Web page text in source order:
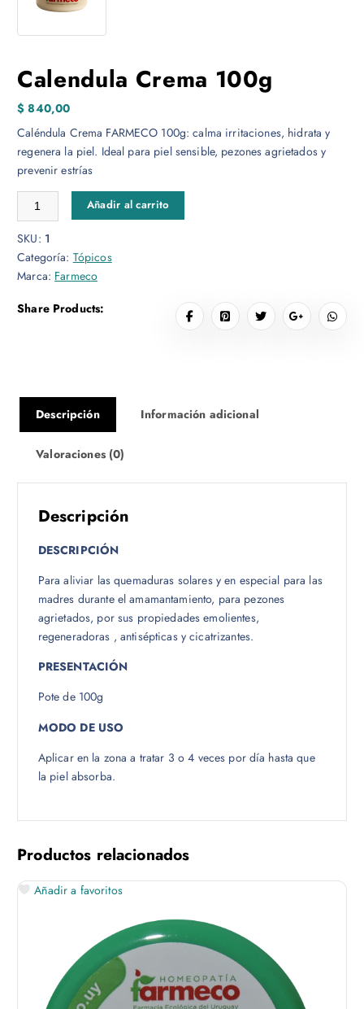
Calendula Crema 100g
$ 840,00
Caléndula Crema FARMECO 100g: calma irritaciones, hidrata y
regenera la piel. Ideal para piel sensible, pezones agrietados y
prevenir estrías
Calendula Crema 100g cantidad
Añadir al carrito
SKU: 1
Categoría: Tópicos
Marca: Farmeco
Share Products:
Descripción Información adicional
Valoraciones (0)
Descripción
DESCRIPCIÓN
Para aliviar las quemaduras solares y en especial para las
madres durante el amamantamiento, para pezones
agrietados, por sus propiedades emolientes,
regeneradoras , antisépticas y cicatrizantes.
PRESENTACIÓN
Pote de 100g
MODO DE USO
Aplicar en la zona a tratar 3 o 4 veces por día hasta que
la piel absorba.
Productos relacionados
Añadir a favoritos